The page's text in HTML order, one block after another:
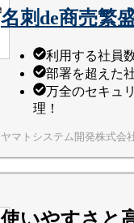
名刺de商売繁
利用する社員
部署を超えた
万全のセキュ
理！
ヤマトシステム開発株式会